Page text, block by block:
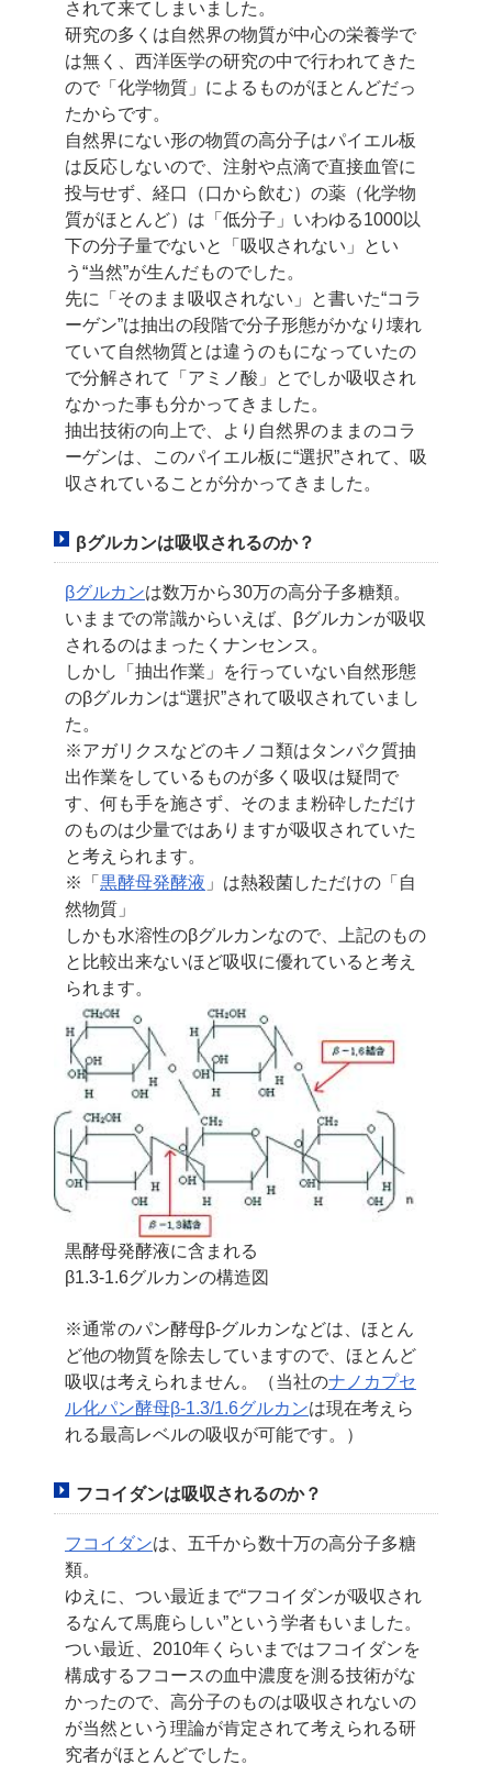
されて来てしまいました。
研究の多くは自然界の物質が中心の栄養学で
は無く、西洋医学の研究の中で行われてきた
ので 「化学物質」によるものがほとんどだっ
たからです。
自然界にない形の物質の高分子はパイエル板
は反応しないので、注射や点滴で直接血管に
投与せず、経口（口から飲む）の薬（化学物
質がほとんど）は「低分子」 いわゆる1000以
下の分子量でないと「吸収されない」とい
う“当然”が生んだものでした。
先に「そのまま吸収されない」と書いた“コラ
ーゲン”は抽出の段階で分子形態がかなり壊れ
ていて自然物質とは違うのもになっていたの
で分解されて「アミノ酸」とでしか吸収され
なかった事も分かってきました。
抽出技術の向上で、より自然界のままのコラ
ーゲンは、このパイエル板に“選択”されて、
吸
収されていることが分かってきました。
βグルカンは吸収されるのか？
βグルカンは数万から30万の高分子多糖類。
いままでの常識からいえば、βグルカンが吸収
されるのはまったくナンセンス。
しかし「抽出作業」を行っていない自然形態
のβグルカンは“選択”されて吸収されていまし
た。
※アガリクスなどのキノコ類はタンパク質抽
出作業をしているものが多く吸収は疑問で
す、 何も手を施さず、そのまま粉砕しただけ
のものは少量ではありますが吸収されていた
と考えられます。
※「 黒酵母発酵液 」は熱殺菌しただけの「自
然物質」
しかも水溶性のβグルカンなので、上記のもの
と比較出来ないほど吸収に優れていると考え
られます。
黒酵母発酵液に含まれる
β1.3-1.6グルカンの構造図
※通常のパン酵母β-グルカンなどは、ほとん
ど他の物質を除去していますので、 ほとんど
吸収は考えられません。（当社のナノカプセ
ル化パン酵母β-1.3/1.6グルカンは現在考えら
れる最高レベルの吸収が可能です。）
フコイダンは吸収されるのか？
フコイダンは、五千から数十万の高分子多糖
類。
ゆえに、つい最近まで“フコイダンが吸収され
るなんて馬鹿らしい”という学者もいました。
つい最近、2010年くらいまではフコイダンを
構成するフコースの血中濃度を測る技術がな
かったので、高分子のものは吸収されないの
が当然という理論が肯定されて考えられる研
究者がほとんどでした。